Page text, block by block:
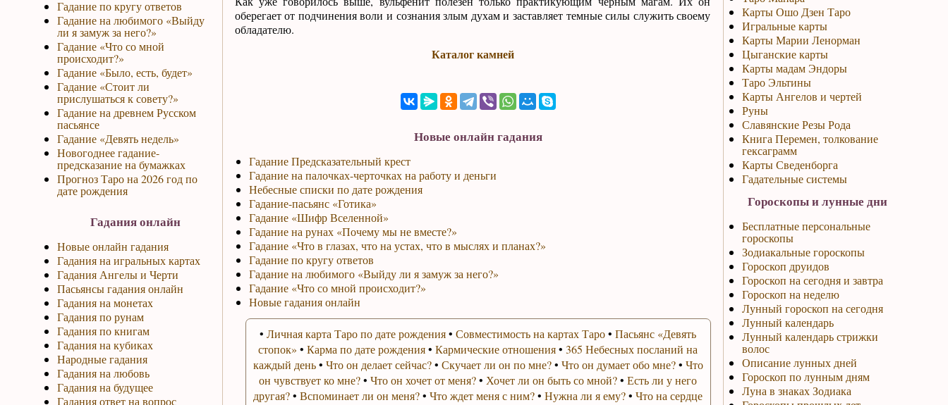
Гадание по кругу ответов
Гадание на любимого «Выйду
ли я замуж за него?»
Гадание «Что со мной
происходит?»
Гадание «Было, есть, будет»
Гадание «Стоит ли
прислушаться к совету?»
Гадание на древнем Русском
пасьянсе
Гадание «Девять недель»
Новогоднее гадание-
предсказание на бумажках
Прогноз Таро на 2026 год по
дате рождения
Гадания онлайн
Новые онлайн гадания
Гадания на игральных картах
Гадания Ангелы и Черти
Пасьянсы гадания онлайн
Гадания на монетах
Гадания по рунам
Гадания по книгам
Гадания на кубиках
Народные гадания
Гадания на любовь
Гадания на будущее
Гадания ответ на вопрос
оберегает от подчинения воли и сознания злым духам и заставляет темные силы служить своему
обладателю.
Каталог камней
Новые онлайн гадания
Гадание Предсказательный крест
Гадание на палочках-черточках на работу и деньги
Небесные списки по дате рождения
Гадание-пасьянс «Готика»
Гадание «Шифр Вселенной»
Гадание на рунах «Почему мы не вместе?»
Гадание «Что в глазах, что на устах, что в мыслях и планах?»
Гадание по кругу ответов
Гадание на любимого «Выйду ли я замуж за него?»
Гадание «Что со мной происходит?»
Новые гадания онлайн
• Личная карта Таро по дате рождения• Совместимость на картах Таро• Пасьянс «Девять
стопок» • Карма по дате рождения• Кармические отношения• 365 Небесных посланий на
каждый день• Что он делает сейчас?• Скучает ли он по мне?• Что он думает обо мне?• Что
он чувствует ко мне?• Что он хочет от меня?• Хочет ли он быть со мной?• Есть ли у него
другая?• Вспоминает ли он меня?• Что ждет меня с ним?• Нужна ли я ему?• Что на сердце
Карты Ошо Дзен Таро
Игральные карты
Карты Марии Ленорман
Цыганские карты
Карты мадам Эндоры
Таро Эльтины
Карты Ангелов и чертей
Руны
Славянские Резы Рода
Книга Перемен, толкование
гексаграмм
Карты Сведенборга
Гадательные системы
Гороскопы и лунные дни
Бесплатные персональные
гороскопы
Зодиакальные гороскопы
Гороскоп друидов
Гороскоп на сегодня и завтра
Гороскоп на неделю
Лунный гороскоп на сегодня
Лунный календарь
Лунный календарь стрижки
волос
Описание лунных дней
Гороскоп по лунным дням
Луна в знаках Зодиака